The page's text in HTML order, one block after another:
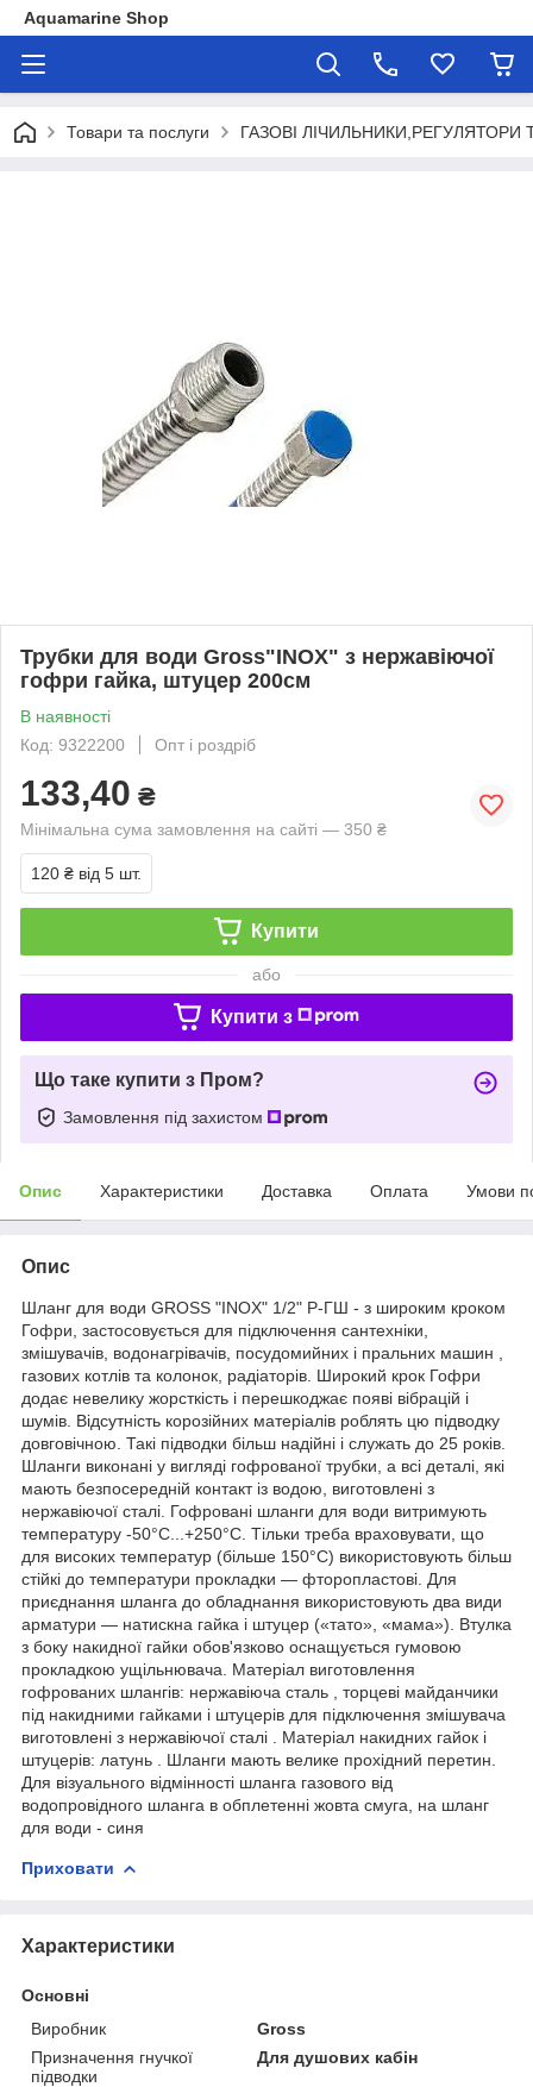
Aquamarine Shop
Товари та послуги ГАЗОВІ
Трубки для води Gross"INOX" з нержавіючої
гофри гайка, штуцер 200см
В наявності
Код: 9322200
Опт і роздріб
133,40 ₴
Мінімальна сума замовлення на сайті — 350 ₴
120 ₴ від 5 шт.
Купити
або
Купити з
Що таке купити з Пром?
Замовлення під захистом
Опис Характеристики Доставка Оплата Умови
Опис
Шланг для води GROSS "INOX" 1/2" Р-ГШ - з широким кроком
Гофри, застосовується для підключення сантехніки,
змішувачів, водонагрівачів, посудомийних і пральних машин ,
газових котлів та колонок, радіаторів. Широкий крок Гофри
додає невелику жорсткість і перешкоджає появі вібрацій і
шумів. Відсутність корозійних матеріалів роблять цю підводку
довговічною. Такі підводки більш надійні і служать до 25 років.
Шланги виконані у вигляді гофрованої трубки, а всі деталі, які
мають безпосередній контакт із водою, виготовлені з
нержавіючої сталі. Гофровані шланги для води витримують
температуру -50°С...+250°С. Тільки треба враховувати, що
для високих температур (більше 150°С) використовують більш
стійкі до температури прокладки — фторопластові. Для
приєднання шланга до обладнання використовують два види
арматури — натискна гайка і штуцер («тато», «мама»). Втулка
з боку накидної гайки обов'язково оснащується гумовою
прокладкою ущільнювача. Матеріал виготовлення
гофрованих шлангів: нержавіюча сталь , торцеві майданчики
під накидними гайками і штуцерів для підключення змішувача
виготовлені з нержавіючої сталі . Матеріал накидних гайок і
штуцерів: латунь . Шланги мають велике прохідний перетин.
Для візуального відмінності шланга газового від
водопровідного шланга в обплетенні жовта смуга, на шланг
для води - синя
Приховати
Характеристики
Основні
Виробник
Gross
Призначення гнучкої
підводки
Для душових кабін